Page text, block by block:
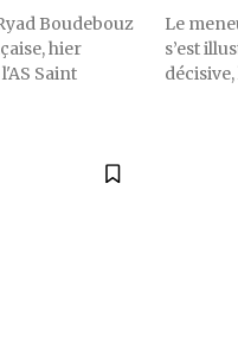
Boudebouz
hier
Saint
Le
s’est
décisive,